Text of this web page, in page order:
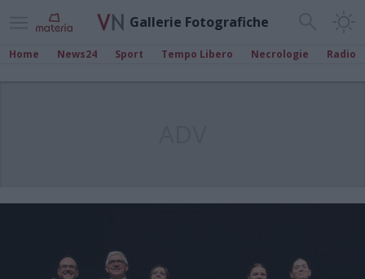
Gallerie Fotografiche
Home News24 Sport Tempo Libero Necrologie Radio